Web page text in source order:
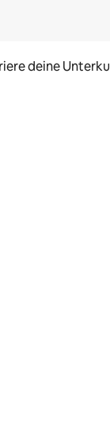
deine